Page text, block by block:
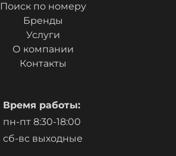
Поиск по номеру
Бренды
Услуги
О компании
Контакты
Время работы:
пн-пт 8:30-18:00
сб-вс выходные